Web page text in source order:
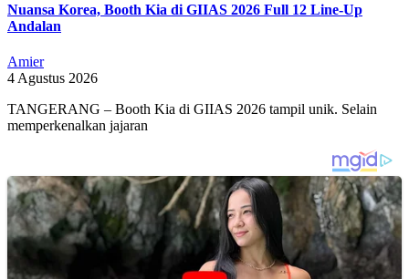
Nuansa Korea, Booth Kia di GIIAS 2026 Full 12 Line-Up
Andalan
Amier
4 Agustus 2026
TANGERANG – Booth Kia di GIIAS 2026 tampil unik. Selain
memperkenalkan jajaran